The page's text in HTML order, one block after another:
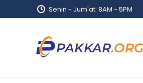
Senin - Jum'at: 8AM - 5PM
HOME